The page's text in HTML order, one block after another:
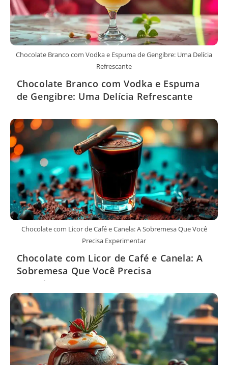
Chocolate Branco com Vodka e Espuma de Gengibre: Uma Delícia
Refrescante
Chocolate Branco com Vodka e Espuma
de Gengibre: Uma Delícia Refrescante
Chocolate com Licor de Café e Canela: A Sobremesa Que Você
Precisa Experimentar
Chocolate com Licor de Café e Canela: A
Sobremesa Que Você Precisa
Experimentar